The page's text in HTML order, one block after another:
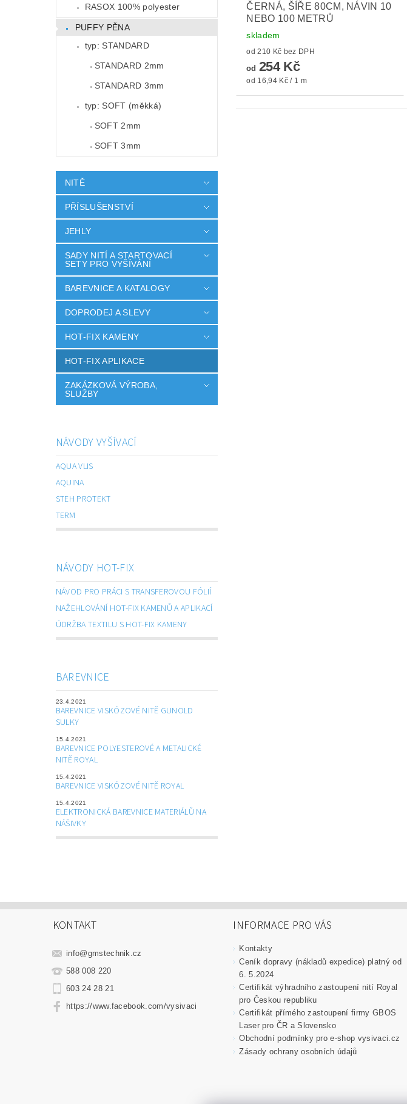
RASOX 100% polyester
PUFFY PĚNA
typ: STANDARD
STANDARD 2mm
STANDARD 3mm
typ: SOFT (měkká)
SOFT 2mm
SOFT 3mm
NITĚ
PŘÍSLUŠENSTVÍ
JEHLY
SADY NITÍ A STARTOVACÍ
SETY PRO VYŠÍVÁNÍ
BAREVNICE A KATALOGY
DOPRODEJ A SLEVY
HOT-FIX KAMENY
HOT-FIX APLIKACE
ZAKÁZKOVÁ VÝROBA,
SLUŽBY
NÁVODY VYŠÍVACÍ
AQUA VLIS
AQUINA
STEH PROTEKT
TERM
NÁVODY HOT-FIX
NÁVOD PRO PRÁCI S TRANSFEROVOU FÓLIÍ
NAŽEHLOVÁNÍ HOT-FIX KAMENŮ A APLIKACÍ
ÚDRŽBA TEXTILU S HOT-FIX KAMENY
BAREVNICE
23.4.2021
BAREVNICE VISKÓZOVÉ NITĚ GUNOLD
SULKY
15.4.2021
BAREVNICE POLYESTEROVÉ A METALICKÉ
NITĚ ROYAL
15.4.2021
BAREVNICE VISKÓZOVÉ NITĚ ROYAL
15.4.2021
ELEKTRONICKÁ BAREVNICE MATERIÁLŮ NA
NÁŠIVKY
ČERNÁ, ŠÍŘE 80CM, NÁVIN 10
NEBO 100 METRŮ
skladem
od 210 Kč bez DPH
od 254 Kč
od 16,94 Kč / 1 m
KONTAKT
info@gmstechnik.cz
588 008 220
603 24 28 21
https://www.facebook.com/vysivaci
INFORMACE PRO VÁS
Kontakty
Ceník dopravy (nákladů expedice) platný od
6. 5.2024
Certifikát výhradního zastoupení nití Royal
pro Českou republiku
Certifikát přímého zastoupení firmy GBOS
Laser pro ČR a Slovensko
Obchodní podmínky pro e-shop vysivaci.cz
Zásady ochrany osobních údajů